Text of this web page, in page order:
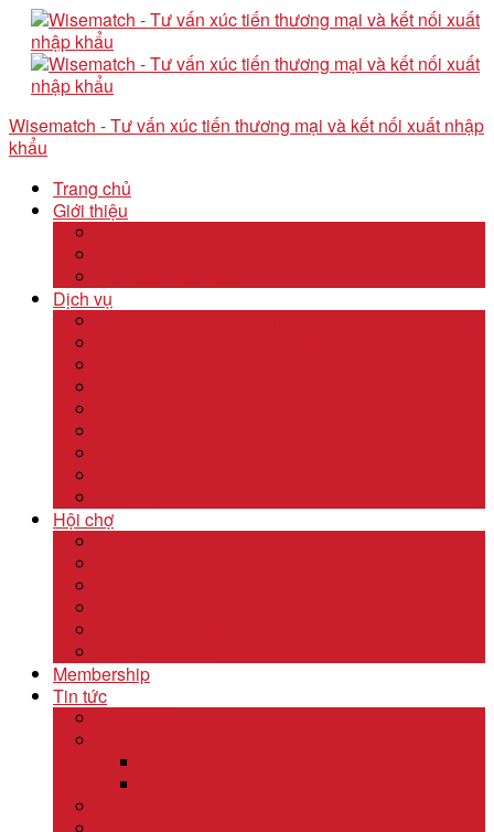
Wisematch - Tư vấn xúc tiến thương mại và kết nối xuất nhập
khẩu
Trang chủ
Giới thiệu
Dịch vụ
Hội chợ
Membership
Tin tức